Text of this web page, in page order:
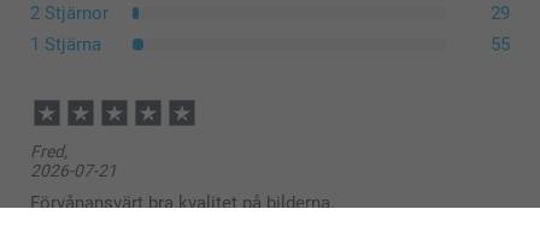
2 Stjärnor
29
1 Stjärna
55
Fred,
2026-07-21
Förvånansvärt bra kvalitet på bilderna.